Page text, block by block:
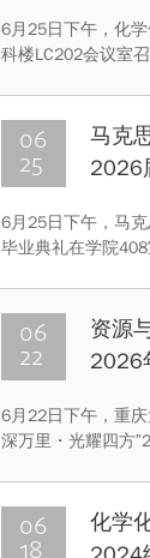
6月25日下午，化
科楼LC202会议室
交流。2026届本科
优异生代表等参加
06
25
马克
2026
6月25日下午，马
毕业典礼在学院
毕业生及部分亲友
本次典礼由学院党
06
22
资源
2026
6月22日下午，重
深万里・光耀四方
丞杰，副院长王开
害动力学与控制全
06
化学